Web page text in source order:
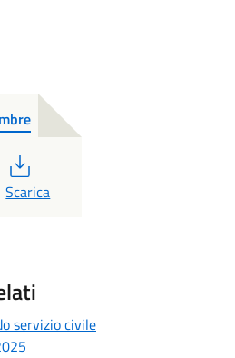
PDF
Scarica
servizio civile